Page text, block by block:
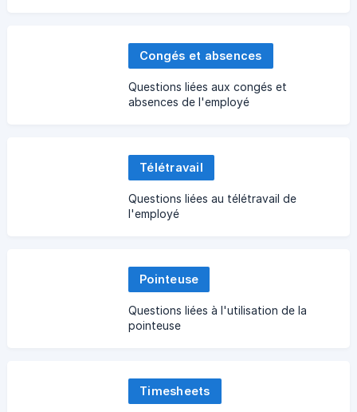
Congés et absences
Questions liées aux congés et
absences de l'employé
Télétravail
Questions liées au télétravail de
l'employé
Pointeuse
Questions liées à l'utilisation de la
pointeuse
Timesheets